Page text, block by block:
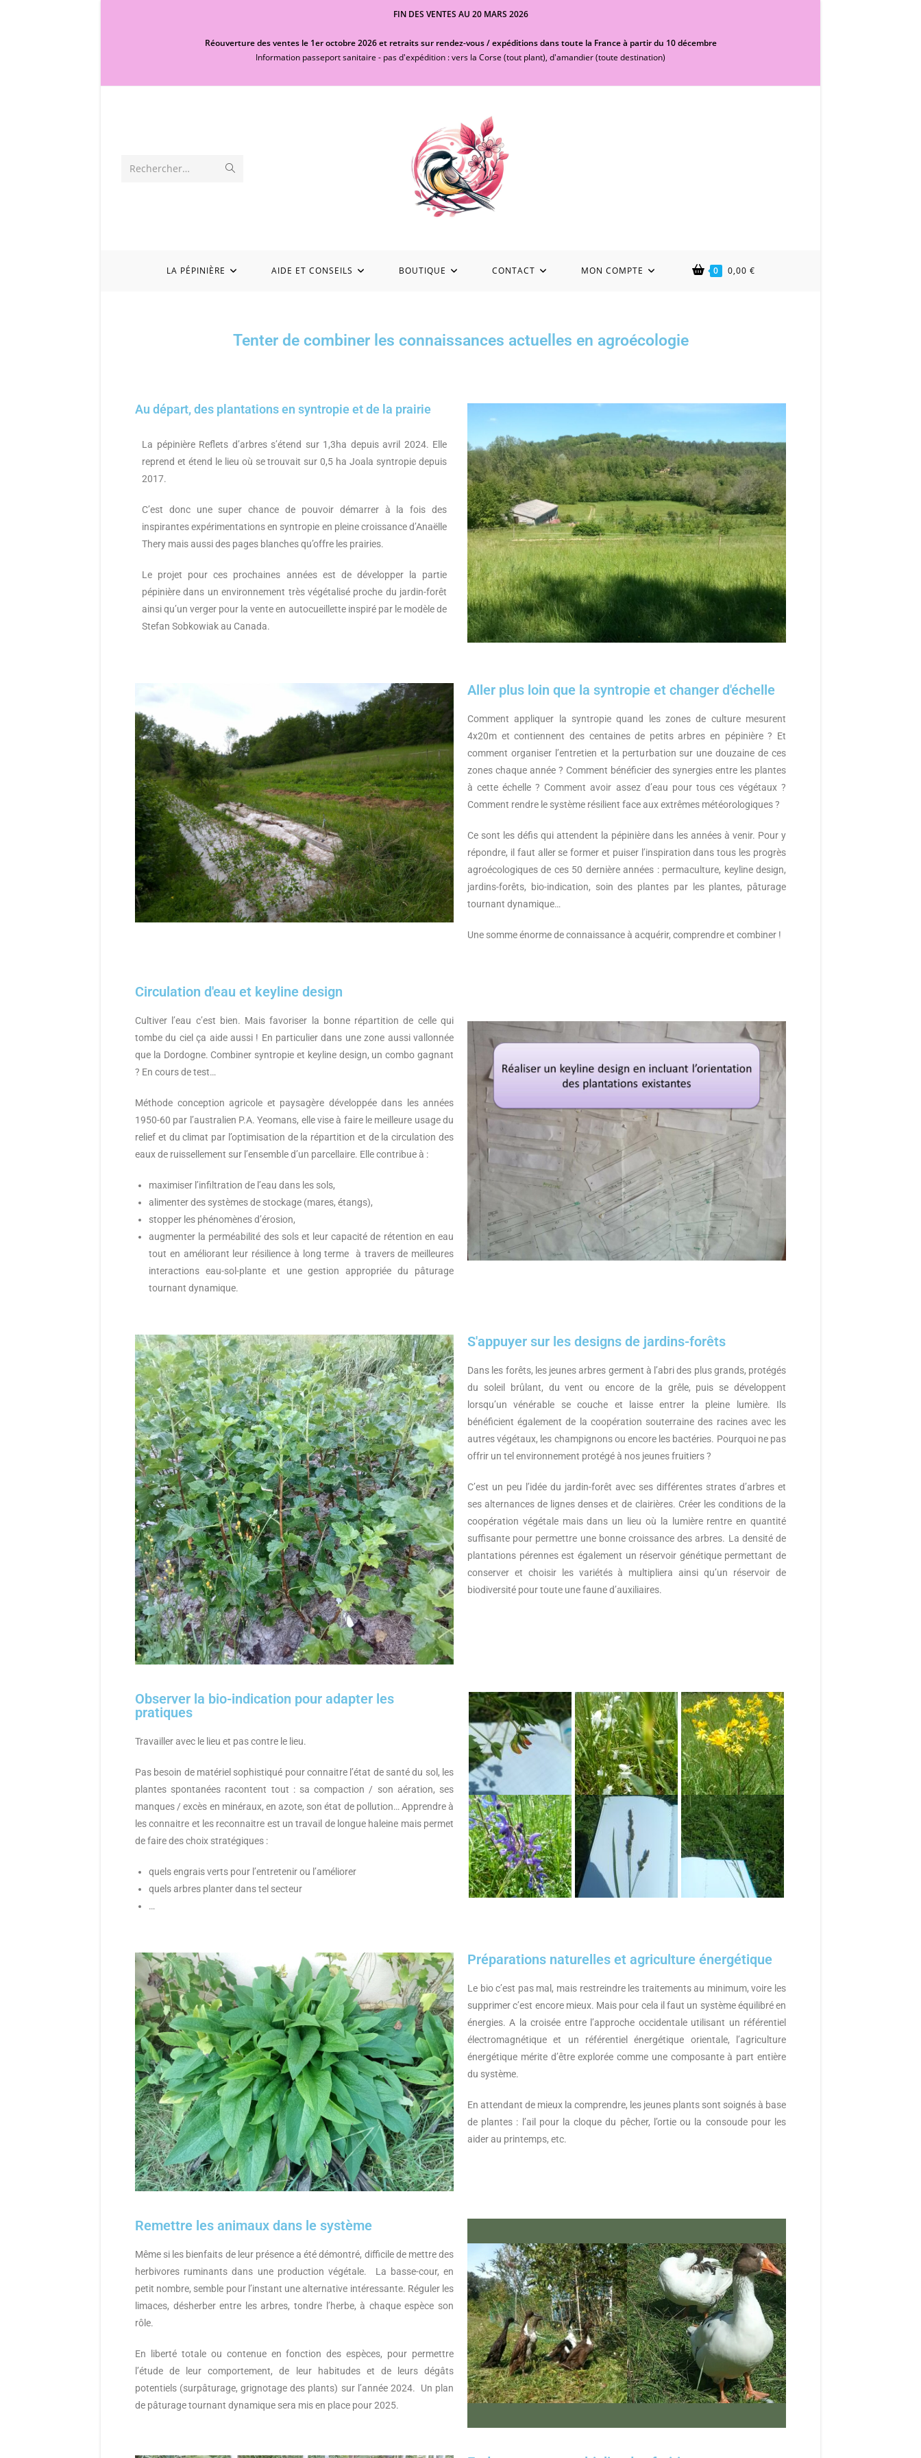
FIN DES VENTES AU 20 MARS 2026
Réouverture des ventes le 1er octobre 2026 et retraits sur rendez-vous / expéditions dans toute la France à partir du 10 décembre
Information passeport sanitaire - pas d'expédition : vers la Corse (tout plant), d'amandier (toute destination)
Rechercher…
LA PÉPINIÈRE AIDE ET CONSEILS BOUTIQUE CONTACT MON COMPTE 0 0,00 €
Tenter de combiner les connaissances actuelles en agroécologie
Au départ, des plantations en syntropie et de la prairie
La pépinière Reflets d’arbres s’étend sur 1,3ha depuis avril 2024. Elle
reprend et étend le lieu où se trouvait sur 0,5 ha Joala syntropie depuis
2017.
C’est donc une super chance de pouvoir démarrer à la fois des
inspirantes expérimentations en syntropie en pleine croissance d’Anaëlle
Thery mais aussi des pages blanches qu’offre les prairies.
Le projet pour ces prochaines années est de développer la partie
pépinière dans un environnement très végétalisé proche du jardin-forêt
ainsi qu’un verger pour la vente en autocueillette inspiré par le modèle de
Stefan Sobkowiak au Canada.
Aller plus loin que la syntropie et changer d'échelle
Comment appliquer la syntropie quand les zones de culture mesurent
4x20m et contiennent des centaines de petits arbres en pépinière ? Et
comment organiser l’entretien et la perturbation sur une douzaine de ces
zones chaque année ? Comment bénéficier des synergies entre les plantes
à cette échelle ? Comment avoir assez d’eau pour tous ces végétaux ?
Comment rendre le système résilient face aux extrêmes météorologiques ?
Ce sont les défis qui attendent la pépinière dans les années à venir. Pour y
répondre, il faut aller se former et puiser l’inspiration dans tous les progrès
agroécologiques de ces 50 dernière années : permaculture, keyline design,
jardins-forêts, bio-indication, soin des plantes par les plantes, pâturage
tournant dynamique…
Une somme énorme de connaissance à acquérir, comprendre et combiner !
Circulation d'eau et keyline design
Cultiver l’eau c’est bien. Mais favoriser la bonne répartition de celle qui
tombe du ciel ça aide aussi ! En particulier dans une zone aussi vallonnée
que la Dordogne. Combiner syntropie et keyline design, un combo gagnant
? En cours de test…
Méthode conception agricole et paysagère développée dans les années
1950-60 par l’australien P.A. Yeomans, elle vise à faire le meilleure usage du
relief et du climat par l’optimisation de la répartition et de la circulation des
eaux de ruissellement sur l’ensemble d’un parcellaire. Elle contribue à :
maximiser l’infiltration de l’eau dans les sols,
alimenter des systèmes de stockage (mares, étangs),
stopper les phénomènes d’érosion,
augmenter la perméabilité des sols et leur capacité de rétention en eau
tout en améliorant leur résilience à long terme à travers de meilleures
interactions eau-sol-plante et une gestion appropriée du pâturage
tournant dynamique.
S'appuyer sur les designs de jardins-forêts
Dans les forêts, les jeunes arbres germent à l’abri des plus grands, protégés
du soleil brûlant, du vent ou encore de la grêle, puis se développent
lorsqu’un vénérable se couche et laisse entrer la pleine lumière. Ils
bénéficient également de la coopération souterraine des racines avec les
autres végétaux, les champignons ou encore les bactéries. Pourquoi ne pas
offrir un tel environnement protégé à nos jeunes fruitiers ?
C’est un peu l’idée du jardin-forêt avec ses différentes strates d’arbres et
ses alternances de lignes denses et de clairières. Créer les conditions de la
coopération végétale mais dans un lieu où la lumière rentre en quantité
suffisante pour permettre une bonne croissance des arbres. La densité de
plantations pérennes est également un réservoir génétique permettant de
conserver et choisir les variétés à multipliera ainsi qu’un réservoir de
biodiversité pour toute une faune d’auxiliaires.
Observer la bio-indication pour adapter les
pratiques
Travailler avec le lieu et pas contre le lieu.
Pas besoin de matériel sophistiqué pour connaitre l’état de santé du sol, les
plantes spontanées racontent tout : sa compaction / son aération, ses
manques / excès en minéraux, en azote, son état de pollution… Apprendre à
les connaitre et les reconnaitre est un travail de longue haleine mais permet
de faire des choix stratégiques :
quels engrais verts pour l’entretenir ou l’améliorer
quels arbres planter dans tel secteur
…
Préparations naturelles et agriculture énergétique
Le bio c’est pas mal, mais restreindre les traitements au minimum, voire les
supprimer c’est encore mieux. Mais pour cela il faut un système équilibré en
énergies. A la croisée entre l’approche occidentale utilisant un référentiel
électromagnétique et un référentiel énergétique orientale, l’agriculture
énergétique mérite d’être explorée comme une composante à part entière
du système.
En attendant de mieux la comprendre, les jeunes plants sont soignés à base
de plantes : l’ail pour la cloque du pêcher, l’ortie ou la consoude pour les
aider au printemps, etc.
Remettre les animaux dans le système
Même si les bienfaits de leur présence a été démontré, difficile de mettre des
herbivores ruminants dans une production végétale. La basse-cour, en
petit nombre, semble pour l’instant une alternative intéressante. Réguler les
limaces, désherber entre les arbres, tondre l’herbe, à chaque espèce son
rôle.
En liberté totale ou contenue en fonction des espèces, pour permettre
l’étude de leur comportement, de leur habitudes et de leurs dégâts
potentiels (surpâturage, grignotage des plants) sur l’année 2024. Un plan
de pâturage tournant dynamique sera mis en place pour 2025.